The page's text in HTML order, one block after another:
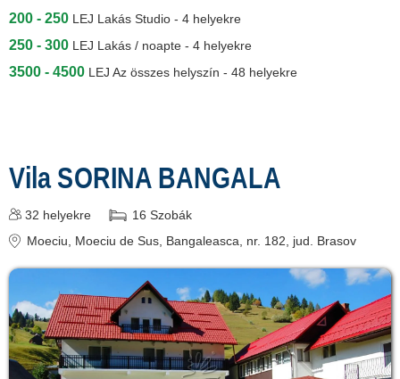
200 - 250 LEJ Lakás Studio - 4 helyekre
250 - 300 LEJ Lakás / noapte - 4 helyekre
3500 - 4500 LEJ Az összes helyszín - 48 helyekre
Vila SORINA BANGALA
32 helyekre 16 Szobák
Moeciu , Moeciu de Sus, Bangaleasca, nr. 182 , jud. Brasov